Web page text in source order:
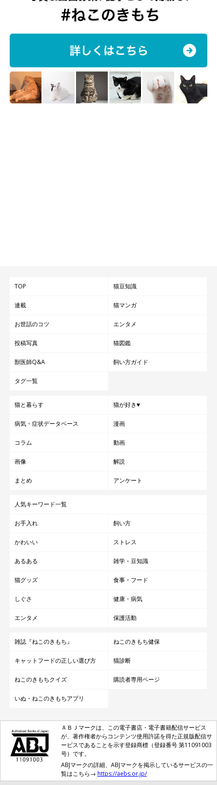
TOP 猫豆知識
連載 猫マンガ
お世話のコツ エンタメ
投稿写真 猫図鑑
獣医師Q&A 飼い方ガイド
タグ一覧
猫と暮らす 猫が好き♥
病気・症状データベース 漫画
コラム 動画
画像 解説
まとめ アンケート
人気キーワード一覧
お手入れ 飼い方
かわいい ストレス
あるある 雑学・豆知識
猫グッズ 食事・フード
しぐさ 健康・病気
エンタメ 保護活動
雑誌『ねこのきもち』 ねこのきもち健保
キャットフードの正しい選び方 猫診断
ねこのきもちクイズ 購読者専用ページ
いぬ・ねこのきもちアプリ
ＡＢＪマークは、この電子書店・電子書籍配信サービス
が、著作権者からコンテンツ使用許諾を得た正規版配信サ
ービスであることを示す登録商標（登録番号 第11091003
号）です。
ABJマークの詳細、ABJマークを掲示しているサービスの一
覧はこちら→ https://aebs.or.jp/